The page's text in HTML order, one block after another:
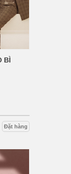
BÌ
Đặt hàng